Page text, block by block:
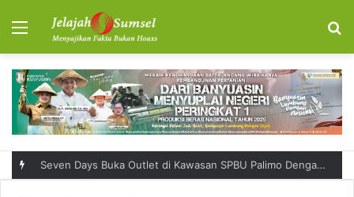
Menu
Seven Days Buka Outlet di Kawasan SPBU Palimo Dengan Konsep One Stop Hangout Destination